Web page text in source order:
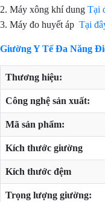
2. Máy xông khí dung Tại
3. Máy đo huyết áp Tại
Giường Y Tế Đa Năng
Thương hiệu:
Công nghệ sản xuất:
Mã sản phẩm:
Kích thước giường
Kích thước đệm
Trọng lượng giường: